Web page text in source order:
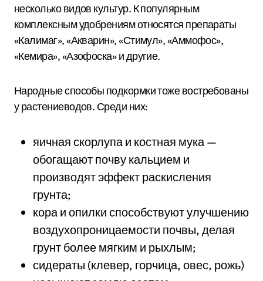
несколько видов культур. К популярным
комплексным удобрениям относятся препараты
«Калимаг», «Акварин», «Стимул», «Аммофос»,
«Кемира», «Азофоска» и другие.
Народные способы подкормки тоже востребованы
у растениеводов. Среди них:
яичная скорлупа и костная мука —
обогащают почву кальцием и
производят эффект раскисления
грунта;
кора и опилки способствуют улучшению
воздухопроницаемости почвы, делая
грунт более мягким и рыхлым;
сидераты (клевер, горчица, овес, рожь)